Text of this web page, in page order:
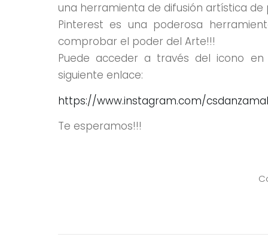
una herramienta de difusión artística de
Pinterest es una poderosa
comprobar el poder del Arte!!!
Puede acceder a través del icono
siguiente enlace:
https://www.instagram.com/
Te esperamos!!!